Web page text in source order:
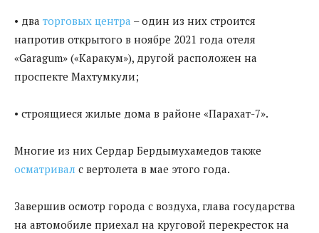
• два торговых центра – один из них строится
напротив открытого в ноябре 2021 года отеля
«Garagum» («Каракум»), другой расположен на
проспекте Махтумкули;
• строящиеся жилые дома в районе «Парахат-7».
Многие из них Сердар Бердымухамедов также
осматривал c вертолета в мае этого года.
Завершив осмотр города с воздуха, глава государства
на автомобиле приехал на круговой перекресток на